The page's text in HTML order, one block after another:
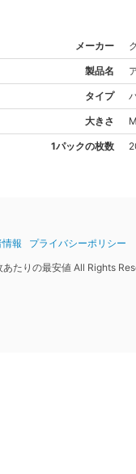
メーカー
製品名
タイプ
大きさ
1パックの枚数
報
プライバシーポリシー
たりの最安値 All Rights